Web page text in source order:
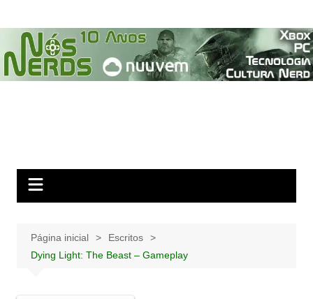
para
conteúdo
Página inicial
Escritos
Dying Light: The Beast – Gameplay